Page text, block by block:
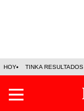
HOY TINKA RESULTADOS